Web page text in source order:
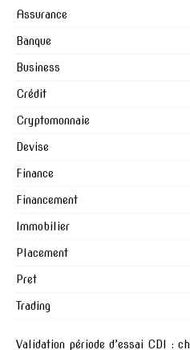
Assurance
Banque
Business
Crédit
Cryptomonnaie
Devise
Finance
Financement
Immobilier
Placement
Pret
Trading
Validation période d’essai CDI :